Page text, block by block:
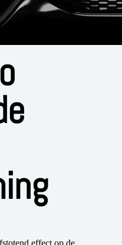
effect op de